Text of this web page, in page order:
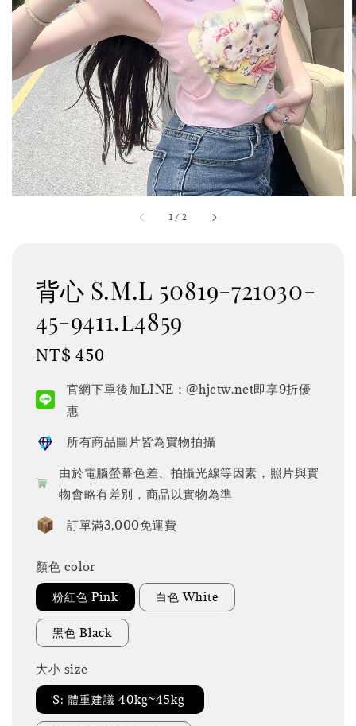
1 / 2
背心 S.M.L 50819-721030-
45-9411.l4859
Regular
NT$ 450
官網下單後加LINE：@hjctw.net即享9折優
惠
所有商品圖片皆為實物拍攝
由於電腦螢幕色差、拍攝光線等因素，照片與實
物會略有差別，商品以實物為準
訂單滿3,000免運費
顏色 color
粉紅色 Pink 白色 White
黑色 Black
大小 size
S: 體重建議 40kg~45kg